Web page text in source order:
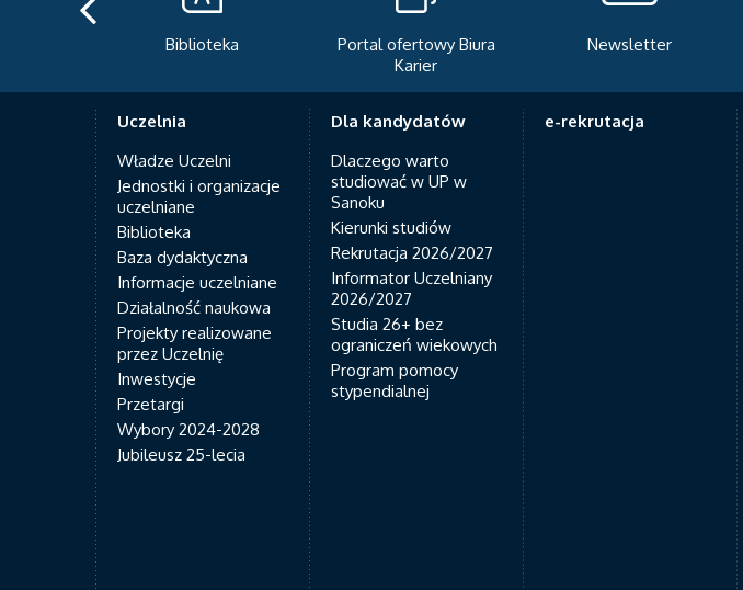
Biblioteka
Portal ofertowy Biura
Karier
Newsletter
Uczelnia
Władze Uczelni
Jednostki i organizacje
uczelniane
Biblioteka
Baza dydaktyczna
Informacje uczelniane
Działalność naukowa
Projekty realizowane
przez Uczelnię
Inwestycje
Przetargi
Wybory 2024-2028
Jubileusz 25-lecia
Dla kandydatów
Dlaczego warto
studiować w UP w
Sanoku
Kierunki studiów
Rekrutacja 2026/2027
Informator Uczelniany
2026/2027
Studia 26+ bez
ograniczeń wiekowych
Program pomocy
stypendialnej
e-rekrutacja